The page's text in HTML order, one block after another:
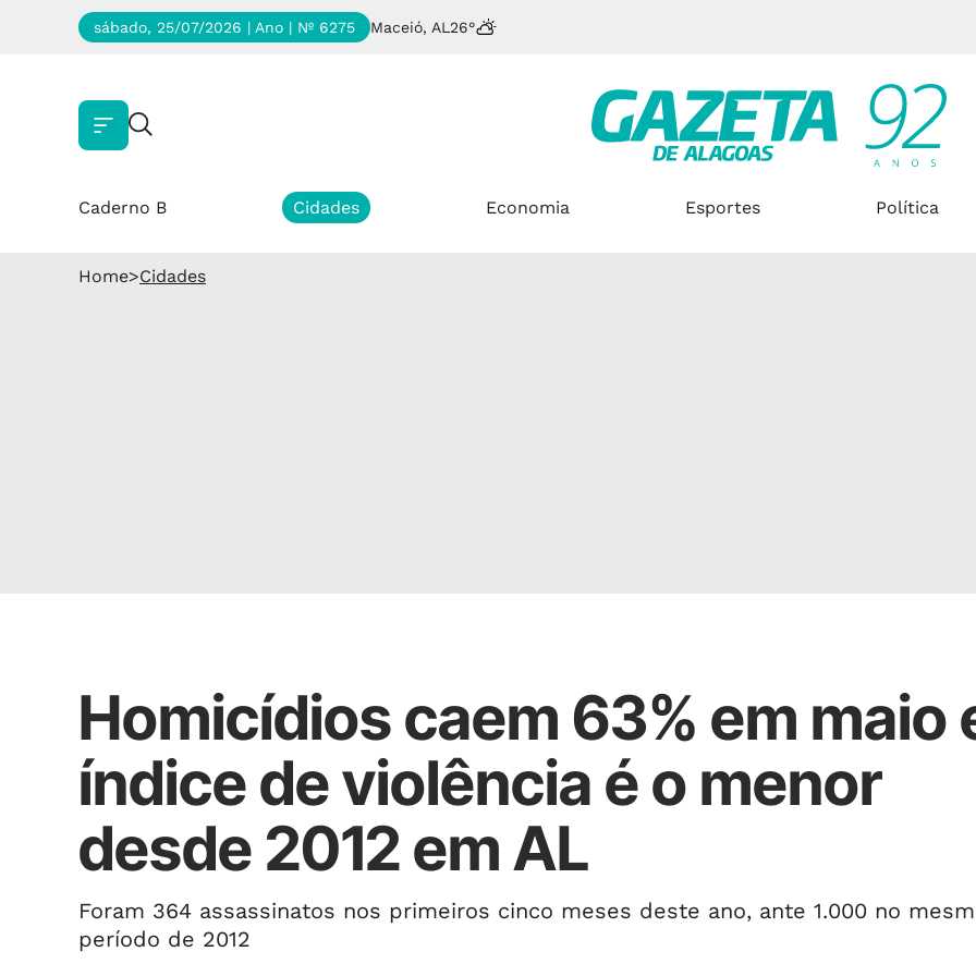
sábado, 25/07/2026 | Ano | Nº 6275 Maceió, AL 26°
Caderno B Cidades Economia Esportes Política
Home>Cidades
Homicídios caem 63% em maio
índice de violência é o menor
desde 2012 em AL
Foram 364 assassinatos nos primeiros cinco meses deste ano, ante 1.000 no
período de 2012